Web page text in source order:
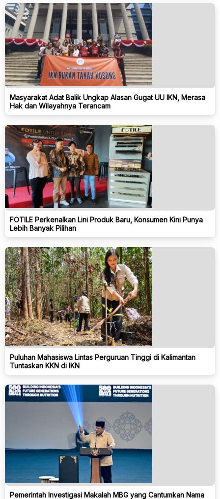
Masyarakat Adat Balik Ungkap Alasan Gugat UU IKN, Merasa
Hak dan Wilayahnya Terancam
FOTILE Perkenalkan Lini Produk Baru, Konsumen Kini Punya
Lebih Banyak Pilihan
Puluhan Mahasiswa Lintas Perguruan Tinggi di Kalimantan
Tuntaskan KKN di IKN
Pemerintah Investigasi Makalah MBG yang Cantumkan Nama